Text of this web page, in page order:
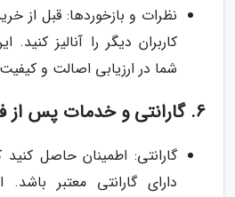
نظرات و بازخوردها: قبل از
کاربران دیگر را آنالیز
شما در ارزیابی اصالت و
6. گارانتی و خدمات پس از فروش
گارانتی: اطمینان حاصل
دارای گارانتی معتبر